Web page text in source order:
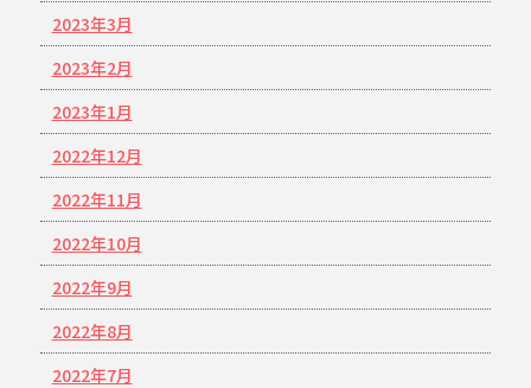
2023年3月
2023年2月
2023年1月
2022年12月
2022年11月
2022年10月
2022年9月
2022年8月
2022年7月